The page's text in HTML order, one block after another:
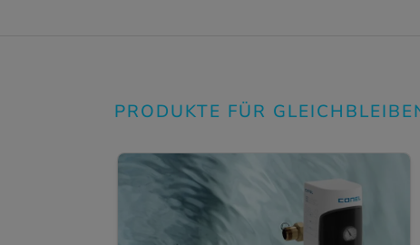
PRODUKTE FÜR